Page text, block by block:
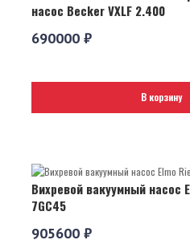
насос Becker VXLF 2.400
690000 ₽
В корзину
Вихревой вакуумный насос
7GC45
905600 ₽